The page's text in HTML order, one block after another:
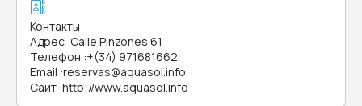
Контакты
Адрес :Calle Pinzones 61
Телефон :+(34) 971681662
Email :reservas@aquasol.info
Сайт :http;//www.aquasol.info